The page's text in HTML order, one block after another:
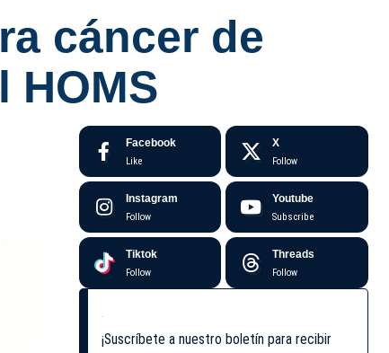
cáncer de
HOMS
Facebook
Like
X
Follow
Instagram
Follow
Youtube
Subscribe
Tiktok
Follow
Threads
Follow
¡Suscríbete a nuestro boletín para recibir